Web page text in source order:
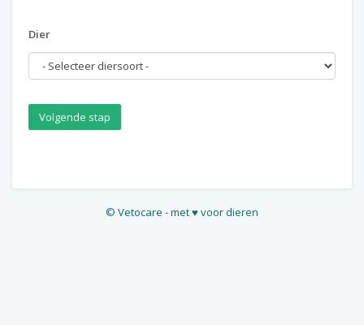
Dier
Volgende stap
© Vetocare - met ♥ voor dieren